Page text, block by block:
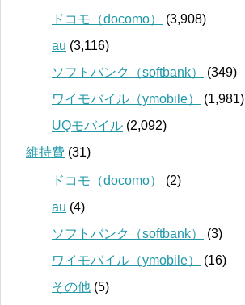
ドコモ（docomo）
(3,908)
au (3,116)
ソフトバンク（softbank）
(349)
ワイモバイル（ymobile）
(1,981)
UQモバイル (2,092)
維持費 (31)
ドコモ（docomo）
(2)
au (4)
ソフトバンク（softbank）
(3)
ワイモバイル（ymobile）
(16)
その他 (5)